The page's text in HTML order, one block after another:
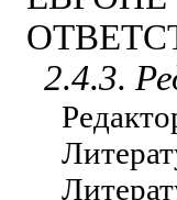
2.4.3.